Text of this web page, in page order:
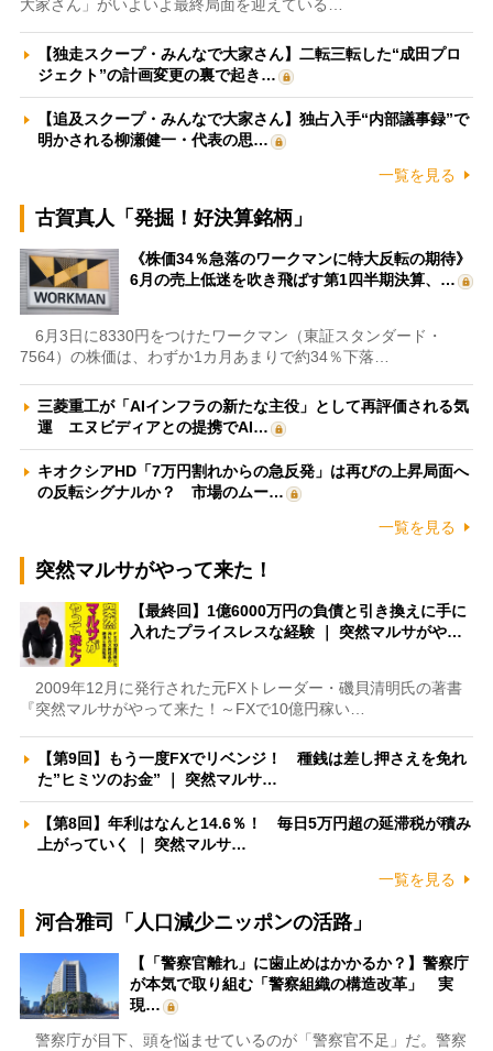
大家さん」がいよいよ最終局面を迎えている…
【独走スクープ・みんなで大家さん】二転三転した“成田プロ
ジェクト”の計画変更の裏で起き…
【追及スクープ・みんなで大家さん】独占入手“内部議事録”で
明かされる柳瀬健一・代表の思…
一覧を見る
古賀真人「発掘！好決算銘柄」
《株価34％急落のワークマンに特大反転の期待》
6月の売上低迷を吹き飛ばす第1四半期決算、…
6月3日に8330円をつけたワークマン（東証スタンダード・
7564）の株価は、わずか1カ月あまりで約34％下落…
三菱重工が「AIインフラの新たな主役」として再評価される気
運 エヌビディアとの提携でAI…
キオクシアHD「7万円割れからの急反発」は再びの上昇局面へ
の反転シグナルか？ 市場のムー…
一覧を見る
突然マルサがやって来た！
【最終回】1億6000万円の負債と引き換えに手に
入れたプライスレスな経験 ｜ 突然マルサがや…
2009年12月に発行された元FXトレーダー・磯貝清明氏の著書
『突然マルサがやって来た！～FXで10億円稼い…
【第9回】もう一度FXでリベンジ！ 種銭は差し押さえを免れ
た”ヒミツのお金” ｜ 突然マルサ…
【第8回】年利はなんと14.6％！ 毎日5万円超の延滞税が積み
上がっていく ｜ 突然マルサ…
一覧を見る
河合雅司「人口減少ニッポンの活路」
【「警察官離れ」に歯止めはかかるか？】警察庁
が本気で取り組む「警察組織の構造改革」 実
現…
警察庁が目下、頭を悩ませているのが「警察官不足」だ。警察